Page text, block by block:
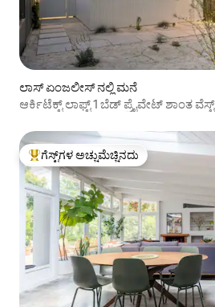
ಲಾಸ್ ಏಂಜಲೀಸ್ ನಲ್ಲಿ ಮನೆ
ಆರ್ಕಿಟೆಕ್ಟ್ ಲಾಫ್ಟ್ 1 ಬೆಡ್ ಪ್ರೈವೇಟ್ ಶಾಂತ
ಗೆಸ್ಟ್‌ಗಳಿಗೆ ಅತಿ ಹೆಚ್ಚು ಅಚ್ಚುಮೆಚ್ಚಿನದು
ಗೆಸ್ಟ್‌ಗಳ ಅಚ್ಚುಮೆಚ್ಚಿನದು